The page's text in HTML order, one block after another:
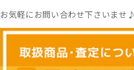
お気軽にお問い合わせ下さいませ♪